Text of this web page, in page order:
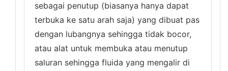
sebagai penutup (biasanya hanya dapat
terbuka ke satu arah saja) yang dibuat pas
dengan lubangnya sehingga tidak bocor,
atau alat untuk membuka atau menutup
saluran sehingga fluida yang mengalir di